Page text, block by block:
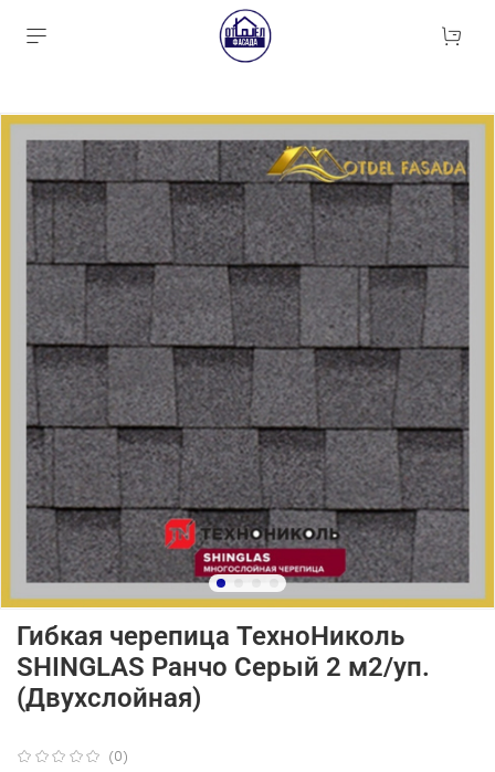
(0)
Гибкая черепица ТехноНиколь
SHINGLAS Ранчо Серый 2 м2/уп.
(Двухслойная)